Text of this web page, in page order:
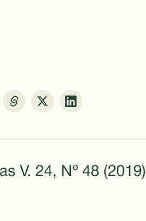
V. 24, Nº 48 (2019)